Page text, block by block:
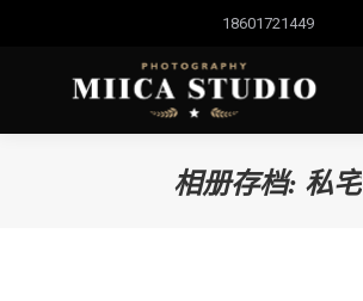
18601721449
相册存档: 私宅